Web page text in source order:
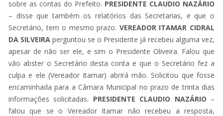
sobre as contas do Prefeito. PRESIDENTE CLAUDIO NAZÁRIO
– disse que também os relatórios das Secretarias, e que o
Secretário, tem o mesmo prazo. VEREADOR ITAMAR CIDRAL
DA SILVEIRA perguntou se o Presidente já recebeu alguma vez,
apesar de não ser ele, e sim o Presidente Oliveira. Falou que
vão abster o Secretário desta conta e que o Secretário fez a
culpa e ele (Vereador Itamar) abrirá mão. Solicitou que fosse
encaminhada para a Câmara Municipal no prazo de trinta dias
informações solicitadas. PRESIDENTE CLAUDIO NAZÁRIO –
falou que se o Vereador Itamar não recebeu a resposta,